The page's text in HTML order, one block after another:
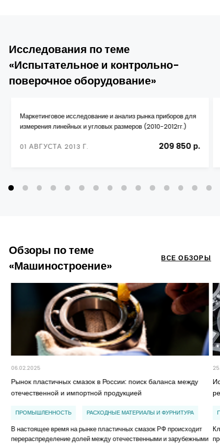
Исследования по теме
«Испытательное и контрольно-
поверочное оборудование»
Маркетинговое исследование и анализ рынка приборов для
измерения линейных и угловых размеров (2010-2012гг.)
01 АВГУСТА 2013 Г. 209 850 р.
Обзоры по теме
«Машиностроение»
ВСЕ ОБЗОРЫ
06.02.2025
Рынок пластичных смазок в России: поиск баланса между
отечественной и импортной продукцией
ПРОМЫШЛЕННОСТЬ РАСХОДНЫЕ МАТЕРИАЛЫ И ФУРНИТУРА
В настоящее время на рынке пластичных смазок РФ происходит
перераспределение долей между отечественными и зарубежными